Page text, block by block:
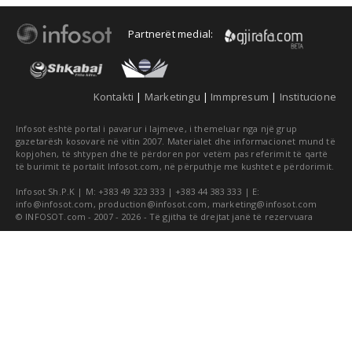
Partnerët medial:
Kontakti | Marketingu | Immpresum | Institucione
Infosot është portal i pavarur i lajmeve, i themeluar nga një grup
gazetarësh kosovarë në vitin 2007. Materialet dhe informacionet mund të
kopjohen, të shtypen dhe të përdoren por vetëm pas referimit të qartë
të burimit të portalit Infosot.com, në përputhje me kushtet e përdorimit.
Infosot Sh.P.K | M: +383 49 323 333 | +383 44 383 333 | E:
info@infosot.com , production@infosot.com , marketing@infosot.com
© INFOSOT.com - 2007 - 2026 - Të gjitha të drejtat janë të rezervuara